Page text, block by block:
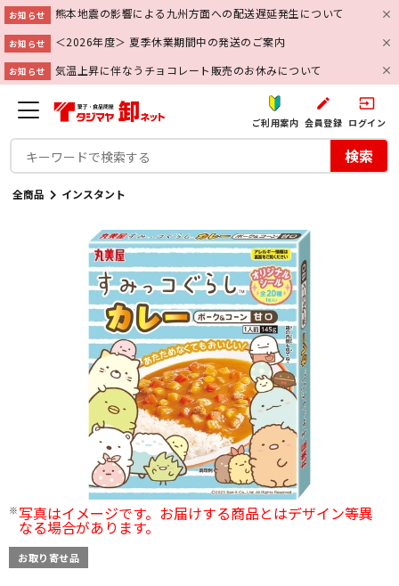
お知らせ 熊本地震の影響による九州方面への配送遅延発生について
お知らせ ＜2026年度＞ 夏季休業期間中の発送のご案内
お知らせ 気温上昇に伴なうチョコレート販売のお休みについて
ご利用案内
create
会員登録
input
ログイン
検索
全商品 インスタント
写真はイメージです。お届けする商品とはデザイン等異
なる場合があります。
お取り寄せ品